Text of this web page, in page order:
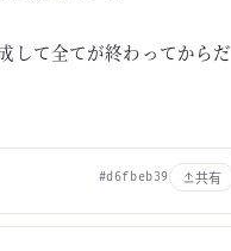
して全てが終わってからだ
#d6fbeb39 共有